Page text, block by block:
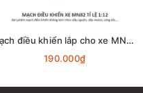
Mạch điều khiển lắp cho xe MN82 - Land Cruiser 79 tỉ lệ 1:12
190.000₫